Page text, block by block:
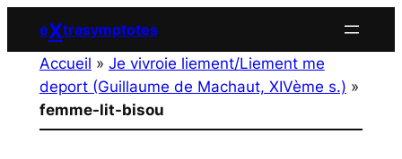
contenu
eXtrasymptotes
Accueil » Je vivroie liement/Liement me
deport (Guillaume de Machaut, XIVème s.) »
femme-lit-bisou